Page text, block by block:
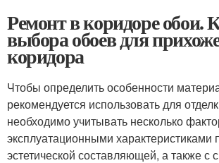
Ремонт в коридоре обои.
выбора обоев для
коридора
Чтобы определить особенности
рекомендуется использовать для
необходимо учитывать несколько
эксплуатационными
эстетической составляющей, а также с